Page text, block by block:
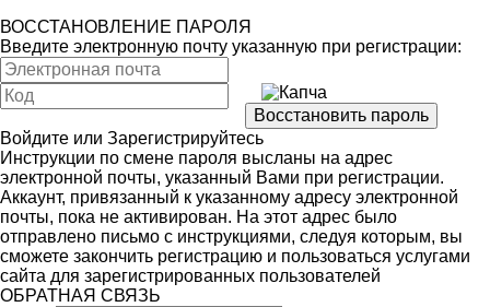
ВОССТАНОВЛЕНИЕ ПАРОЛЯ
Введите электронную почту указанную при регистрации:
Войдите или Зарегистрируйтесь
Инструкции по смене пароля высланы на адрес
электронной почты, указанный Вами при регистрации.
Аккаунт, привязанный к указанному адресу электронной
почты, пока не активирован. На этот адрес было
отправлено письмо с инструкциями, следуя которым, вы
сможете закончить регистрацию и пользоваться услугами
сайта для зарегистрированных пользователей
ОБРАТНАЯ СВЯЗЬ